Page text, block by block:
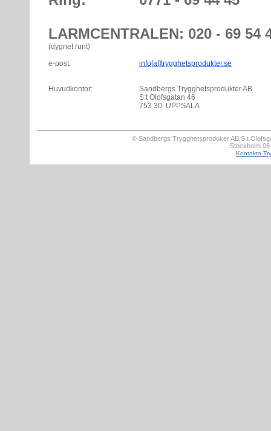
LARMCENTRALEN: 020 - 69 54
(dygnet runt)
e-post:
info[at]trygghetsprodukter.se
Huvudkontor:
Sandbergs Trygghetsprodukter AB
S:t Olofsgatan 46
753 30 UPPSALA
© Sandbergs Trygghetsproduker AB, S:t
Stockholm
Kontakta